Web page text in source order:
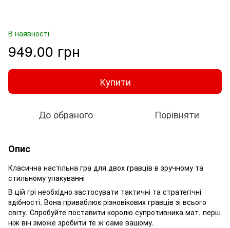
В наявності
949.00 грн
Купити
До обраного Порівняти
Опис
Класична настільна гра для двох гравців в зручному та
стильному упакуванні
В цій грі необхідно застосувати тактичні та стратегічні
здібності. Вона приваблює різновікових гравців зі всього
світу. Спробуйте поставити королю супротивника мат, перш
ніж він зможе зробити те ж саме вашому.